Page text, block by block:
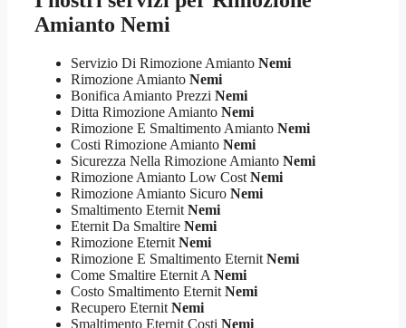
Amianto Nemi
Servizio Di Rimozione Amianto Nemi
Rimozione Amianto Nemi
Bonifica Amianto Prezzi Nemi
Ditta Rimozione Amianto Nemi
Rimozione E Smaltimento Amianto Nemi
Costi Rimozione Amianto Nemi
Sicurezza Nella Rimozione Amianto Nemi
Rimozione Amianto Low Cost Nemi
Rimozione Amianto Sicuro Nemi
Smaltimento Eternit Nemi
Eternit Da Smaltire Nemi
Rimozione Eternit Nemi
Rimozione E Smaltimento Eternit Nemi
Come Smaltire Eternit A Nemi
Costo Smaltimento Eternit Nemi
Recupero Eternit Nemi
Smaltimento Eternit Costi Nemi